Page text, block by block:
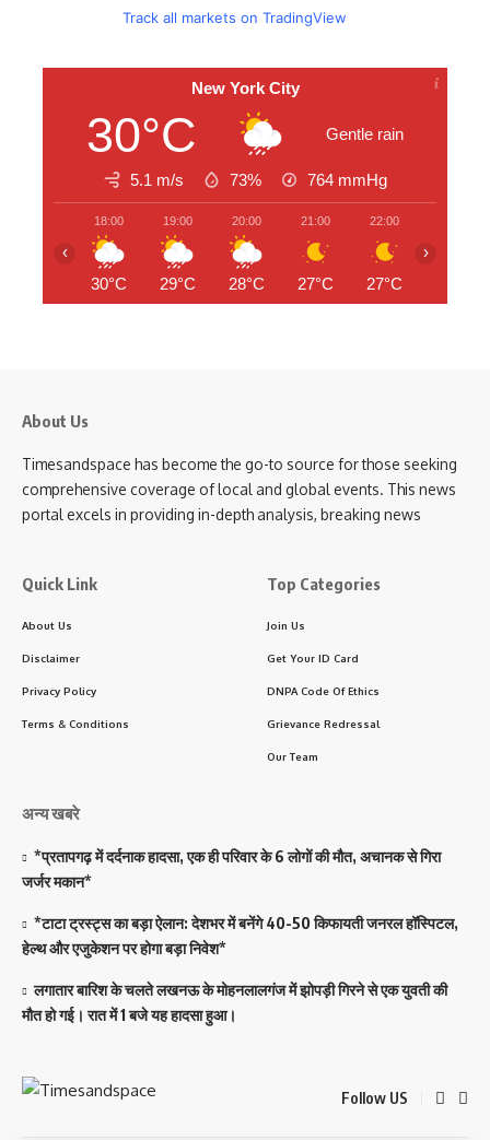
Track all markets on TradingView
New York City
30°C Gentle rain
5.1 m/s 73% 764 mmHg
18:00
30°C
19:00
29°C
20:00
28°C
21:00
27°C
22:00
27°C
‹ ›
About Us
Timesandspace has become the go-to source for those seeking
comprehensive coverage of local and global events. This news
portal excels in providing in-depth analysis, breaking news
Quick Link
About Us
Disclaimer
Privacy Policy
Terms & Conditions
Top Categories
Join Us
Get Your ID Card
DNPA Code Of Ethics
Grievance Redressal
Our Team
अन्य खबरे
*प्रतापगढ़ में दर्दनाक हादसा, एक ही परिवार के 6 लोगों की मौत, अचानक से गिरा
जर्जर मकान*
*टाटा ट्रस्ट्स का बड़ा ऐलान: देशभर में बनेंगे 40-50 किफायती जनरल हॉस्पिटल,
हेल्थ और एजुकेशन पर होगा बड़ा निवेश*
लगातार बारिश के चलते लखनऊ के मोहनलालगंज में झोपड़ी गिरने से एक युवती की
मौत हो गई। रात में 1 बजे यह हादसा हुआ।
Follow US